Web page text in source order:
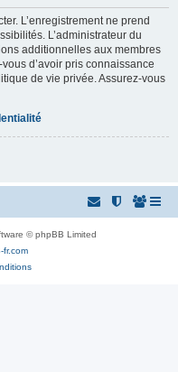
L’enregistrement ne prend
L’administrateur du
additionnelles aux membres
d’avoir pris connaissance
de vie privée. Assurez-vous
© phpBB Limited
fr.com